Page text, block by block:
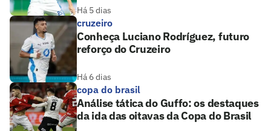
Há 5 dias
cruzeiro
Conheça Luciano Rodríguez, futuro
reforço do Cruzeiro
Há 6 dias
copa do brasil
Análise tática do Guffo: os destaques
da ida das oitavas da Copa do Brasil